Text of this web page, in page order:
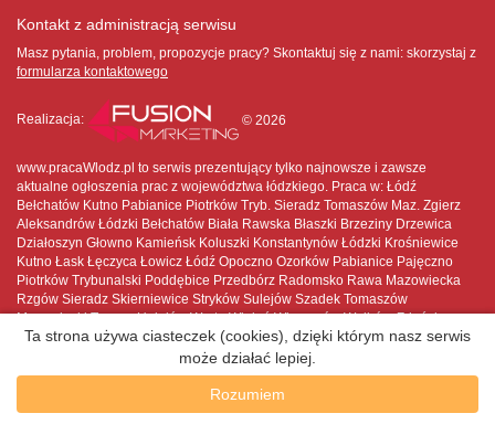
Kontakt z administracją serwisu
Masz pytania, problem, propozycje pracy? Skontaktuj się z nami: skorzystaj z
formularza kontaktowego
Realizacja: © 2026
www.pracaWlodz.pl to serwis prezentujący tylko najnowsze i zawsze
aktualne ogłoszenia prac z województwa łódzkiego. Praca w: Łódź
Bełchatów Kutno Pabianice Piotrków Tryb. Sieradz Tomaszów Maz. Zgierz
Aleksandrów Łódzki Bełchatów Biała Rawska Błaszki Brzeziny Drzewica
Działoszyn Głowno Kamieńsk Koluszki Konstantynów Łódzki Krośniewice
Kutno Łask Łęczyca Łowicz Łódź Opoczno Ozorków Pabianice Pajęczno
Piotrków Trybunalski Poddębice Przedbórz Radomsko Rawa Mazowiecka
Rzgów Sieradz Skierniewice Stryków Sulejów Szadek Tomaszów
Mazowiecki Tuszyn Uniejów Warta Wieluń Wieruszów Wolbórz Zduńska
Wola Zelów Zgierz Złoczew Żychlin
Ta strona używa ciasteczek (cookies), dzięki którym nasz serwis
może działać lepiej.
Rozumiem